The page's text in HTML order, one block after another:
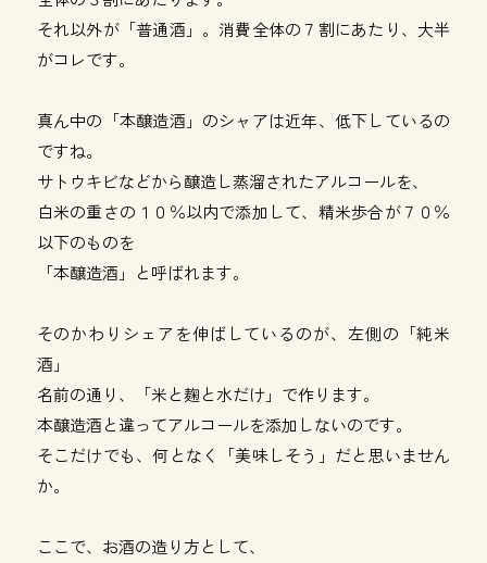
それ以外が「普通酒」。消費全体の７割にあたり、大半
がコレです。
真ん中の「本醸造酒」のシャアは近年、低下しているの
ですね。
サトウキビなどから醸造し蒸溜されたアルコールを、
白米の重さの１０％以内で添加して、精米歩合が７０％
以下のものを
「本醸造酒」と呼ばれます。
そのかわりシェアを伸ばしているのが、左側の「純米
酒」
名前の通り、「米と麹と水だけ」で作ります。
本醸造酒と違ってアルコールを添加しないのです。
そこだけでも、何となく「美味しそう」だと思いません
か。
ここで、お酒の造り方として、